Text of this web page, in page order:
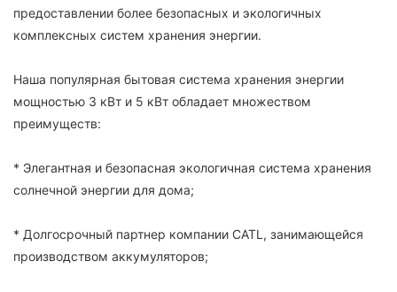
предоставлении более безопасных и экологичных
комплексных систем хранения энергии.
Наша популярная бытовая система хранения энергии
мощностью 3 кВт и 5 кВт обладает множеством
преимуществ:
* Элегантная и безопасная экологичная система хранения
солнечной энергии для дома;
* Долгосрочный партнер компании CATL, занимающейся
производством аккумуляторов;